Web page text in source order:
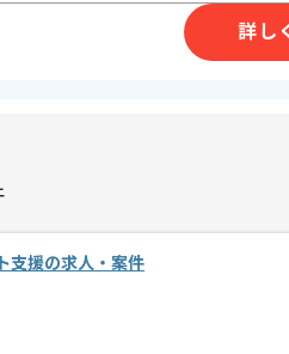
回数
詳し
支援の求人・案件